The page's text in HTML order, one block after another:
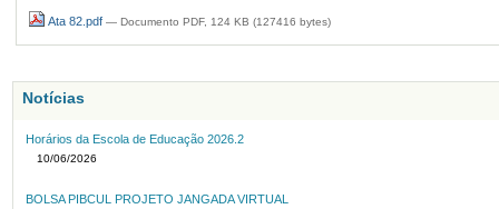
Ata 82.pdf — Documento PDF, 124 KB (127416 bytes)
Notícias
Horários da Escola de Educação 2026.2
10/06/2026
BOLSA PIBCUL PROJETO JANGADA VIRTUAL